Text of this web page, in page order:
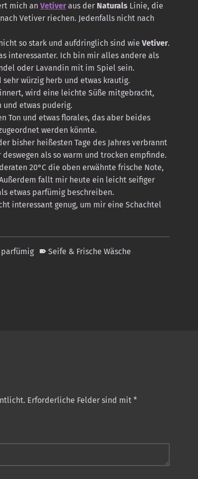
mich an Vetiveraus der NaturalsLinie, die
Vetiver riechen. Jedenfalls nicht nach
so stark und aufdringlich sind wie Vetiver.
interessanter. Ich bin mir alles andere als
oder Lavandin mit im Spiel sein.
würzig herb und etwas krautig.
wird eine leichte Süße mitgebracht,
etwas puderig.
Ton und etwas florales, das aber beides
werden könnte.
bisher heißesten Tage des Jahres verbrannt
als so warm und trocken empfinde.
20°C die oben erwähnte frische Note,
fallt mir heute ein leicht seifiger
etwas parfümig beschreiben.
interessant genug, um mir eine Schachtel
parfümig
Seife & Frische Wäsche
Erforderliche Felder sind mit *